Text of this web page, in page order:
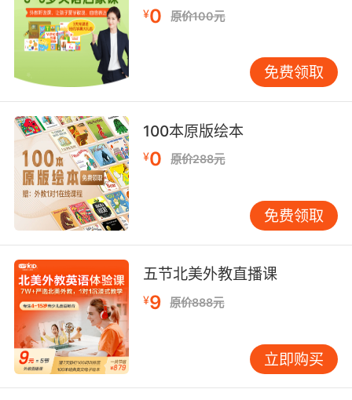
三、多模态表达的场景适配
数字营销时代，商品喜爱已突破文字局限。
VIPKID学员在海外购物平台的实战案例表明，优
质评价常融合三种表达形态：1）文字评论需包含
3-5个关键数据（"Boosted wifi speed by
300%"）；2）视觉化语言能提升可信度（"The
suede texture feels like petting a rabbit"）；
3）互动句式增加传播性（"Tag three friends
who need this miracle cream"）。短视频评论
可运用节奏感句式："5-second instant
results/24-hour long-lasting/360-degree
coverage"，通过排比结构强化记忆点。
四、文化隐喻的破译之道
商品评价中的隐喻系统承载着深层文化密码。
VIPKID文化课程研究发现，英美评价常用体育竞
技隐喻（"This blender is a heavyweight
champion in the kitchen"），德法品牌偏好机
械精密类比（"Like a Swiss watch in
¥0 原价100元
免费领取
100本原版绘本
¥0 原价288元
免费领取
五节北美外教直播课
¥9 原价888元
立即购买